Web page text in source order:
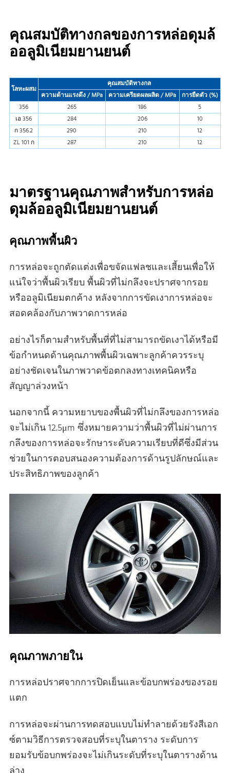
คุณสมบัติทางกลของการหล่อดุมล้
ออลูมิเนียมยานยนต์
โลหะผสม
คุณสมบัติทางกล
ความต้านแรงดึง / MPa
ความเครียดผลผลิต / MPa การยืดตัว (%)
356
265 186
5
เอ 356
284 206
10
ก 356.2
290 210
12
ZL 101 ก
287 210 12
มาตรฐานคุณภาพสําหรับการหล่อ
ดุมล้ออลูมิเนียมยานยนต์
คุณภาพพื้นผิว
การหล่อจะถูกตัดแต่งเพื่อขจัดแฟลชและเสี้ยนเพื่อให้
แน่ใจว่าพื้นผิวเรียบ พื้นผิวที่ไม่กลึงจะปราศจากรอย
หรืออลูมิเนียมตกค้าง หลังจากการขัดเงาการหล่อจะ
สอดคล้องกับภาพวาดการหล่อ
อย่างไรก็ตามสําหรับพื้นที่ที่ไม่สามารถขัดเงาได้หรือมี
ข้อกําหนดด้านคุณภาพพื้นผิวเฉพาะลูกค้าควรระบุ
อย่างชัดเจนในภาพวาดข้อตกลงทางเทคนิคหรือ
สัญญาล่วงหน้า
นอกจากนี้ ความหยาบของพื้นผิวที่ไม่กลึงของการหล่อ
จะไม่เกิน 12.5μm ซึ่งหมายความว่าพื้นผิวที่ไม่ผ่านการ
กลึงของการหล่อจะรักษาระดับความเรียบที่ดีซึ่งมีส่วน
ช่วยในการตอบสนองความต้องการด้านรูปลักษณ์และ
ประสิทธิภาพของลูกค้า
คุณภาพภายใน
การหล่อปราศจากการปิดเย็นและข้อบกพร่องของรอย
แตก
การหล่อจะผ่านการทดสอบแบบไม่ทําลายด้วยรังสีเอก
ซ์ตามวิธีการตรวจสอบที่ระบุในตาราง ระดับการ
ยอมรับข้อบกพร่องจะไม่เกินระดับที่ระบุในตารางด้าน